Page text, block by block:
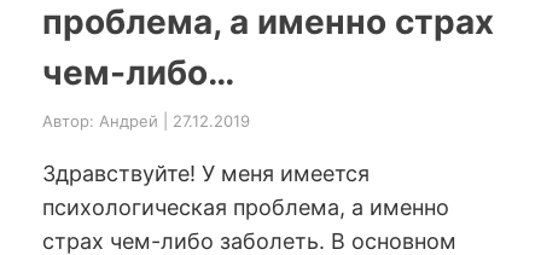
проблема, а именно страх
чем-либо…
Автор: Андрей | 27.12.2019
Здравствуйте! У меня имеется
психологическая проблема, а именно
страх чем-либо заболеть. В основном